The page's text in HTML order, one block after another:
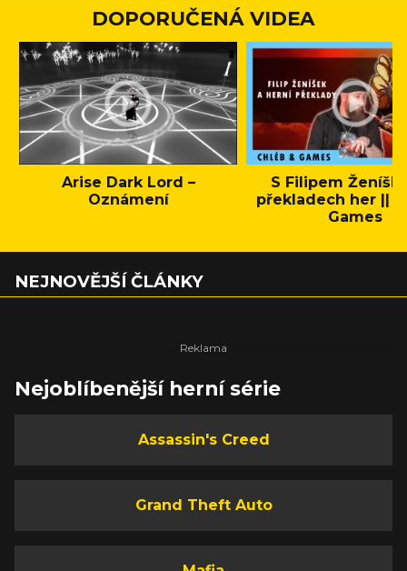
DOPORUČENÁ VIDEA
Arise Dark Lord –
Oznámení
S Filipem
překladech her ||
Games
NEJNOVĚJŠÍ ČLÁNKY
Nejoblíbenější herní série
Assassin's Creed
Grand Theft Auto